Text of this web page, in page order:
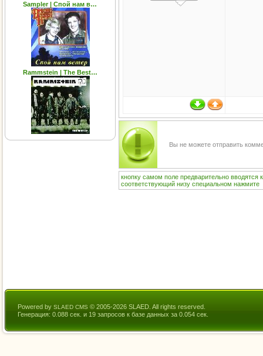
Sampler | Спой нам в…
Rammstein | The Best…
Вы не можете отправить
кнопку самом поле предварительно вводятся
соответствующий низу специальном нажмите
Powered by SLAED CMS © 2005-2026 SLAED. All rights reserved.
Генерация: 0.088 сек. и 19 запросов к базе данных за 0.054 сек.